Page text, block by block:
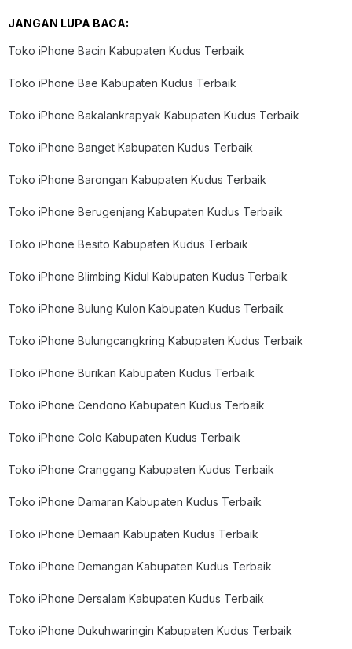
JANGAN LUPA BACA:
Toko iPhone Bacin Kabupaten Kudus Terbaik
Toko iPhone Bae Kabupaten Kudus Terbaik
Toko iPhone Bakalankrapyak Kabupaten Kudus Terbaik
Toko iPhone Banget Kabupaten Kudus Terbaik
Toko iPhone Barongan Kabupaten Kudus Terbaik
Toko iPhone Berugenjang Kabupaten Kudus Terbaik
Toko iPhone Besito Kabupaten Kudus Terbaik
Toko iPhone Blimbing Kidul Kabupaten Kudus Terbaik
Toko iPhone Bulung Kulon Kabupaten Kudus Terbaik
Toko iPhone Bulungcangkring Kabupaten Kudus Terbaik
Toko iPhone Burikan Kabupaten Kudus Terbaik
Toko iPhone Cendono Kabupaten Kudus Terbaik
Toko iPhone Colo Kabupaten Kudus Terbaik
Toko iPhone Cranggang Kabupaten Kudus Terbaik
Toko iPhone Damaran Kabupaten Kudus Terbaik
Toko iPhone Demaan Kabupaten Kudus Terbaik
Toko iPhone Demangan Kabupaten Kudus Terbaik
Toko iPhone Dersalam Kabupaten Kudus Terbaik
Toko iPhone Dukuhwaringin Kabupaten Kudus Terbaik